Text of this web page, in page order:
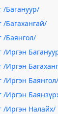
/Багануур/
/Багахангай/
/Баянгол/
/Иргэн
/Иргэн
/Иргэн Баянгол/
/Иргэн
/Иргэн Налайх/